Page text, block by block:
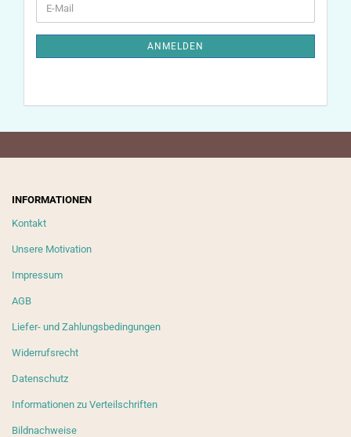
ZUR
E-
Mail
ANMELDEN
INFORMATIONEN
Kontakt
Unsere Motivation
Impressum
AGB
Liefer- und Zahlungsbedingungen
Widerrufsrecht
Datenschutz
Informationen zu Verteilschriften
Bildnachweise